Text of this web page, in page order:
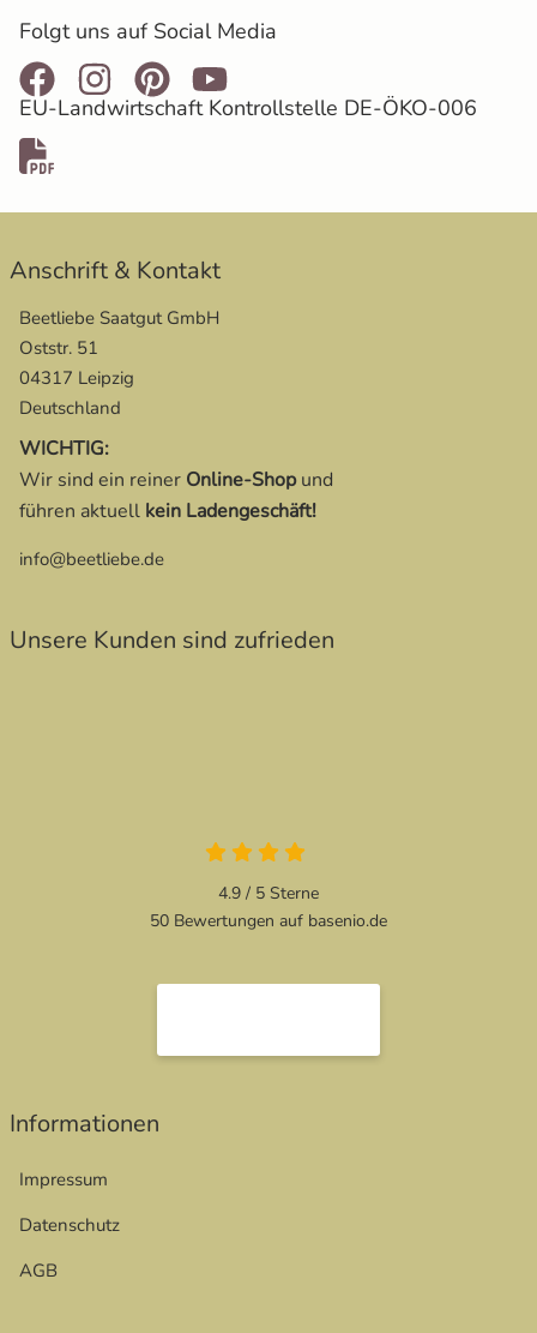
Folgt uns auf Social Media
EU-Landwirtschaft Kontrollstelle DE-ÖKO-006
Anschrift & Kontakt
Beetliebe Saatgut GmbH
Oststr. 51
04317 Leipzig
Deutschland
WICHTIG:
Wir sind ein reiner Online-Shopund
führen aktuell kein Ladengeschäft!
info@beetliebe.de
Unsere Kunden sind zufrieden
4.9 / 5 Sterne
50 Bewertungen auf basenio.de
Informationen
Impressum
Datenschutz
AGB